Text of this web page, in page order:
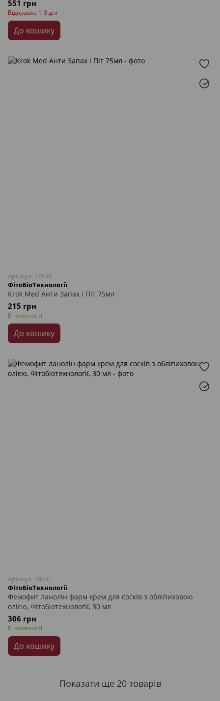
551 грн
Відправка 1-3 дні
До кошику
Артикул: 27939
ФітоБіоТехнології
Krok Med Анти Запах і Піт 75мл
215 грн
В наявності
До кошику
Артикул: 28937
ФітоБіоТехнології
Фемофит ланолін фарм крем для сосків з обліпиховою
олією, Фітобіотехнології, 30 мл
306 грн
В наявності
До кошику
Показати ще 20 товарів